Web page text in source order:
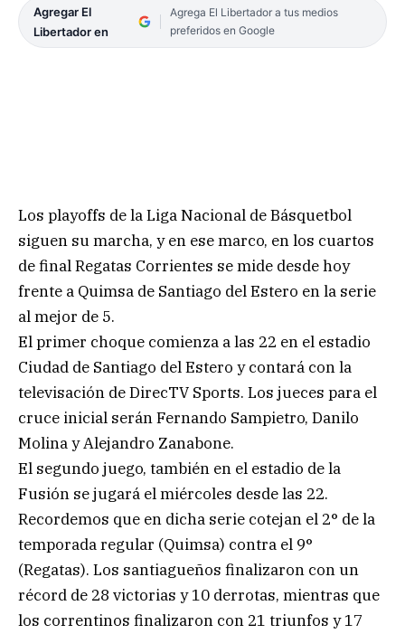
Agregar El
Libertador en
Agrega El Libertador a tus medios
preferidos en Google
Los playoffs de la Liga Nacional de Básquetbol
siguen su marcha, y en ese marco, en los cuartos
de final Regatas Corrientes se mide desde hoy
frente a Quimsa de Santiago del Estero en la serie
al mejor de 5.
El primer choque comienza a las 22 en el estadio
Ciudad de Santiago del Estero y contará con la
televisación de DirecTV Sports. Los jueces para el
cruce inicial serán Fernando Sampietro, Danilo
Molina y Alejandro Zanabone.
El segundo juego, también en el estadio de la
Fusión se jugará el miércoles desde las 22.
Recordemos que en dicha serie cotejan el 2° de la
temporada regular (Quimsa) contra el 9°
(Regatas). Los santiagueños finalizaron con un
récord de 28 victorias y 10 derrotas, mientras que
los correntinos finalizaron con 21 triunfos y 17